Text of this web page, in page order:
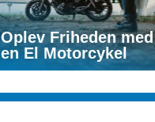
Oplev Friheden med
en El Motorcykel